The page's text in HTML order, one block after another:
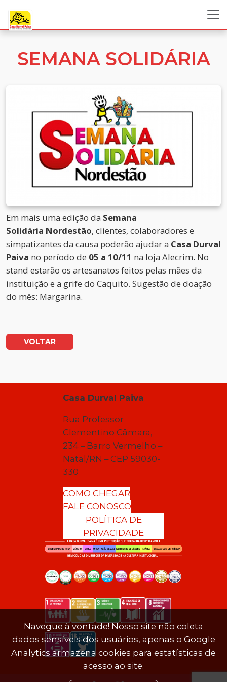
SEMANA SOLIDÁRIA
Em mais uma edição da Semana
Solidária Nordestão, clientes, colaboradores e
simpatizantes da causa poderão ajudar a Casa Durval
Paiva no período de 05 a 10/11 na loja Alecrim. No
stand estarão os artesanatos feitos pelas mães da
instituição e a grife do Caquito. Sugestão de doação
do mês: Margarina.
VOLTAR
Casa Durval Paiva
Rua Professor
Clementino Câmara,
234 – Barro Vermelho –
Natal/RN – CEP 59030-
330
COMO CHEGAR
FALE CONOSCO
POLÍTICA DE
PRIVACIDADE
Navegue à vontade! Nosso site não coleta
dados sensíveis dos usuários, apenas o Google
Analytics armazena cookies para estatísticas de
acesso ao site.